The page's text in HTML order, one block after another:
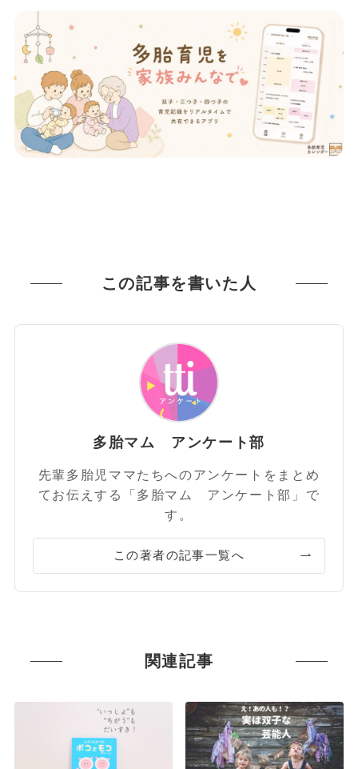
この記事を書いた人
多胎マム アンケート部
先輩多胎児ママたちへのアンケートをまとめ
てお伝えする「多胎マム アンケート部」で
す。
この著者の記事一覧へ
関連記事